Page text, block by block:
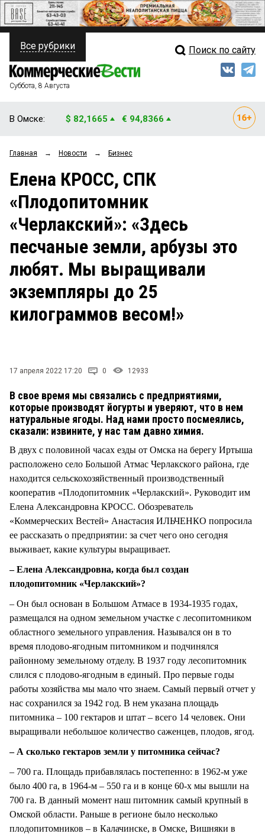
ПОЛИТИКА
ФИНАНСЫ
ОБЩЕСТВО
ЗАКОН
НОВОСТИ КОМПАНИЙ
СТИЛЬ ЖИЗНИ
Свежий выпуск
Рейтинги
Архив
Все рубрики Поиск по сайту
Суббота, 8 Августа
В Омске: $ 82,1665 € 94,8366
Главная → Новости → Бизнес
Елена КРОСС, СПК
«Плодопитомник
«Черлакский»: «Здесь
песчаные земли, арбузы это
любят. Мы выращивали
экземпляры до 25
килограммов весом!»
17 апреля 2022 17:20 0 12933
В свое время мы связались с предприятиями,
которые производят йогурты и уверяют, что в нем
натуральные ягоды. Над нами просто посмеялись,
сказали: извините, у нас там давно химия.
В двух с половиной часах езды от Омска на берегу Иртыша
расположено село Большой Атмас Черлакского района, где
находится сельскохозяйственный производственный
кооператив «Плодопитомник «Черлакский». Руководит им
Елена Александровна КРОСС. Обозреватель
«Коммерческих Вестей» Анастасия ИЛЬЧЕНКО попросила
ее рассказать о предприятии: за счет чего оно сегодня
выживает, какие культуры выращивает.
– Елена Александровна, когда был создан
плодопитомник «Черлакский»?
– Он был основан в Большом Атмасе в 1934-1935 годах,
размещался на одном земельном участке с лесопитомником
областного земельного управления. Назывался он в то
время плодово-ягодным питомником и подчинялся
районному земельному отделу. В 1937 году лесопитомник
слился с плодово-ягодным в единый. Про первые годы
работы хозяйства мы мало что знаем. Самый первый отчет у
нас сохранился за 1942 год. В нем указана площадь
питомника – 100 гектаров и штат – всего 14 человек. Они
выращивали небольшое количество саженцев, плодов, ягод.
– А сколько гектаров земли у питомника сейчас?
– 700 га. Площадь прибавлялась постепенно: в 1962-м уже
было 400 га, в 1964-м – 550 га и в конце 60-х мы вышли на
700 га. В данный момент наш питомник самый крупный в
Омской области. Раньше в регионе было несколько
плодопитомников – в Калачинске, в Омске, Вишняки в